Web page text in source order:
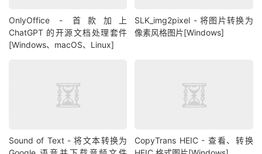
OnlyOffice - 首款加上
ChatGPT 的开源文档处理套件
[Windows、macOS、Linux]
SLK_img2pixel - 将图片转换为
像素风格图片[Windows]
Sound of Text - 将文本转换为
CopyTrans HEIC - 查看、转换